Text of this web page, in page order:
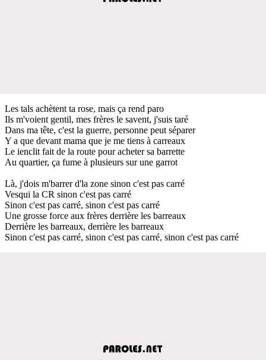
Les tals achètent ta rose, mais ça rend paro
Ils m'voient gentil, mes frères le savent, j'suis taré
Dans ma tête, c'est la guerre, personne peut séparer
Y a que devant mama que je me tiens à carreaux
Le ienclit fait de la route pour acheter sa barrette
Au quartier, ça fume à plusieurs sur une garrot
Là, j'dois m'barrer d'la zone sinon c'est pas carré
Vesqui la CR sinon c'est pas carré
Sinon c'est pas carré, sinon c'est pas carré
Une grosse force aux frères derrière les barreaux
Derrière les barreaux, derrière les barreaux
Sinon c'est pas carré, sinon c'est pas carré, sinon c'est pas carré